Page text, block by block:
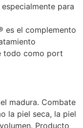
para
es el complemento
todo como port
madura. Combate
la piel seca, la piel
Producto